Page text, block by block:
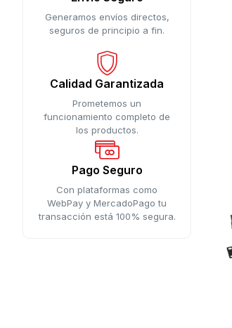
Generamos envíos directos,
seguros de principio a fin.
Calidad Garantizada
Prometemos un
funcionamiento completo de
los productos.
Pago Seguro
Con plataformas como
WebPay y MercadoPago tu
transacción está 100% segura.